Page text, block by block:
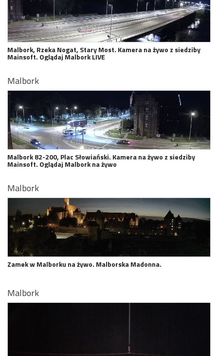
Malbork, Rzeka Nogat, Stary Most. Kamera na żywo z siedziby
Mainsoft. Oglądaj Malbork LIVE
Malbork
Malbork 82-200, Plac Słowiański. Kamera na żywo z siedziby
Mainsoft. Oglądaj Malbork na żywo
Malbork
Zamek w Malborku na żywo. Malborska Madonna.
Malbork